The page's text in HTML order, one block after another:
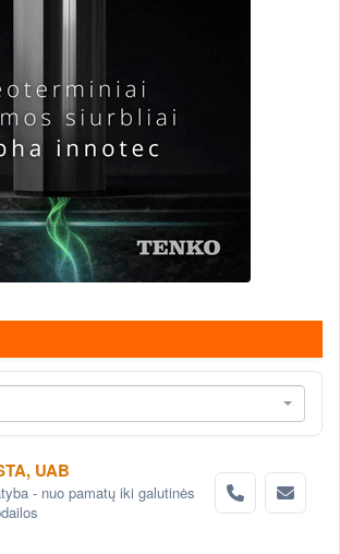
UAB
- nuo pamatų iki galutinės